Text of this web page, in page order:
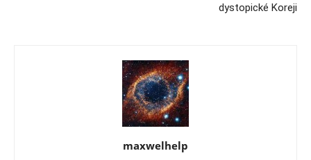
dystopické Koreji
maxwelhelp